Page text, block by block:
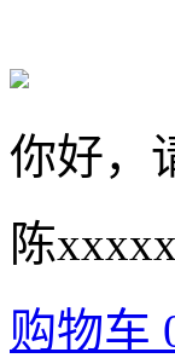
你好，
陈
购物车